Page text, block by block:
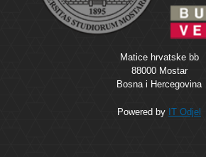
Matice hrvatske bb
88000 Mostar
Bosna i Hercegovina
Powered by IT Odjel